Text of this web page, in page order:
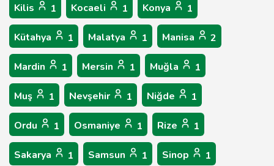
Kilis 1 Kocaeli 1 Konya 1
Kütahya 1 Malatya 1 Manisa 2
Mardin 1 Mersin 1 Muğla 1
Muş 1 Nevşehir 1 Niğde 1
Ordu 1 Osmaniye 1 Rize 1
Sakarya 1 Samsun 1 Sinop 1